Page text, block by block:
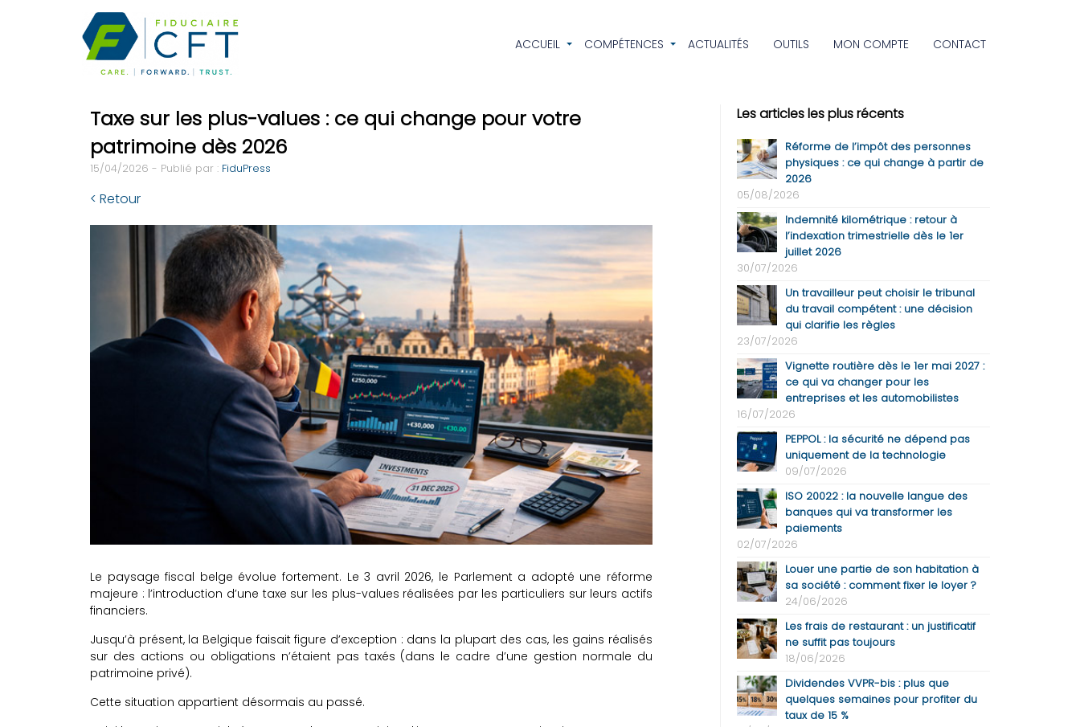
ACCUEIL COMPÉTENCES ACTUALITÉS OUTILS MON COMPTE CONTACT
Taxe sur les plus-values : ce qui change pour votre
patrimoine dès 2026
15/04/2026 - Publié par : FiduPress
< Retour
Le paysage fiscal belge évolue fortement. Le 3 avril 2026, le Parlement a adopté une réforme
majeure : l’introduction d’une taxe sur les plus-values réalisées par les particuliers sur leurs actifs
financiers.
Jusqu’à présent, la Belgique faisait figure d’exception : dans la plupart des cas, les gains réalisés
sur des actions ou obligations n’étaient pas taxés (dans le cadre d’une gestion normale du
patrimoine privé).
Cette situation appartient désormais au passé.
Les articles les plus récents
Réforme de l’impôt des personnes
physiques : ce qui change à partir de
2026
05/08/2026
Indemnité kilométrique : retour à
l’indexation trimestrielle dès le 1er
juillet 2026
30/07/2026
Un travailleur peut choisir le tribunal
du travail compétent : une décision
qui clarifie les règles
23/07/2026
Vignette routière dès le 1er mai 2027 :
ce qui va changer pour les
entreprises et les automobilistes
16/07/2026
PEPPOL : la sécurité ne dépend pas
uniquement de la technologie
09/07/2026
ISO 20022 : la nouvelle langue des
banques qui va transformer les
paiements
02/07/2026
Louer une partie de son habitation à
sa société : comment fixer le loyer ?
24/06/2026
Les frais de restaurant : un justificatif
ne suffit pas toujours
18/06/2026
Dividendes VVPR-bis : plus que
quelques semaines pour profiter du
taux de 15 %